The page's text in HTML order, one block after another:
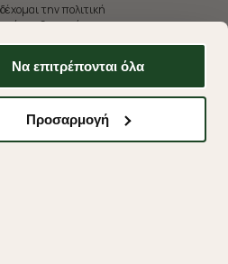
Να επιτρέπονται όλα
Προσαρμογή
την πολιτική
& τους όρους
με άλλες προωθητικές